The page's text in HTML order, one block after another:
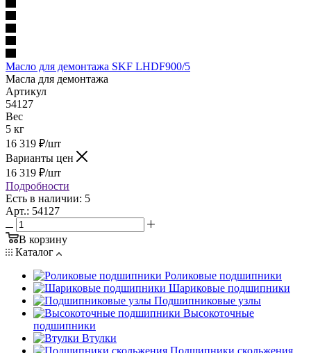
Масло для демонтажа SKF LHDF900/5
Масла для демонтажа
Артикул
54127
Вес
5 кг
16 319 ₽/шт
Варианты цен
16 319 ₽/шт
Подробности
Есть в наличии: 5
Арт.: 54127
В корзину
Каталог
Роликовые подшипники
Шариковые подшипники
Подшипниковые узлы
Высокоточные
подшипники
Втулки
Подшипники скольжения